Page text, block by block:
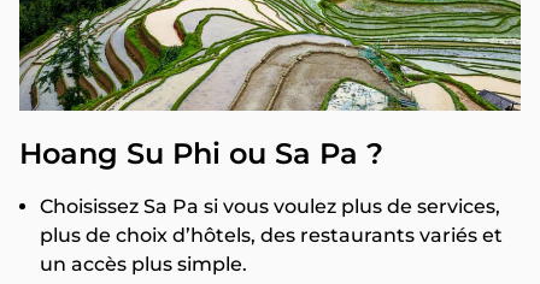
Hoang Su Phi ou Sa Pa ?
Choisissez Sa Pa si vous voulez plus de services,
plus de choix d’hôtels, des restaurants variés et
un accès plus simple.